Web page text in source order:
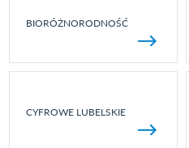
BIORÓŻNORODNOŚĆ
CYFROWE LUBELSKIE